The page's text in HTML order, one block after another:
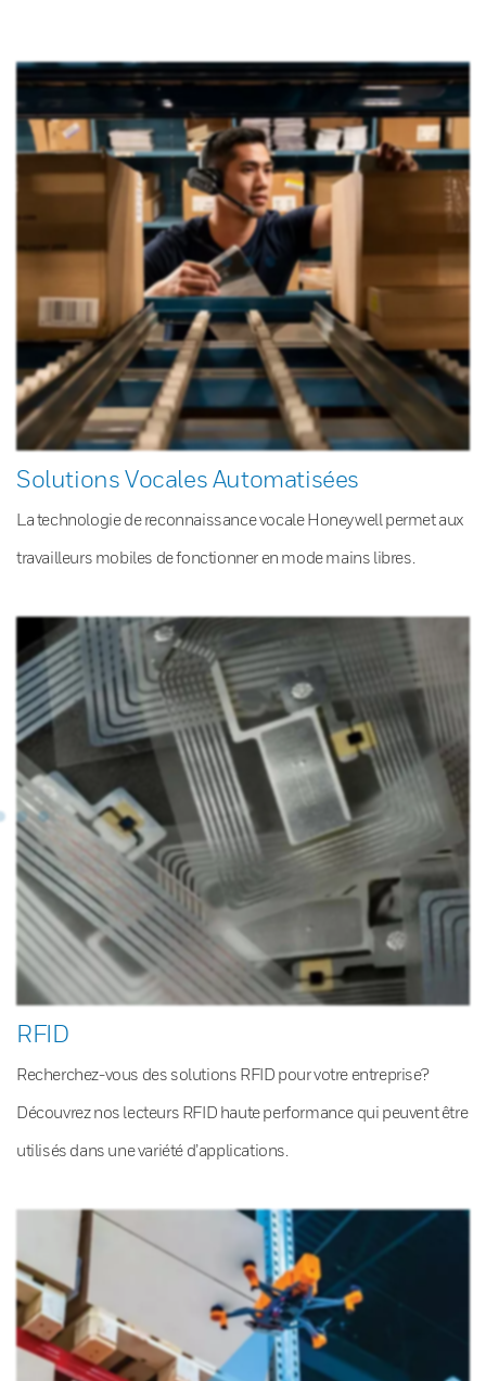
Solutions Vocales Automatisées
La technologie de reconnaissance vocale Honeywell permet aux
travailleurs mobiles de fonctionner en mode mains libres.
RFID
Recherchez-vous des solutions RFID pour votre entreprise?
Découvrez nos lecteurs RFID haute performance qui peuvent être
utilisés dans une variété d’applications.